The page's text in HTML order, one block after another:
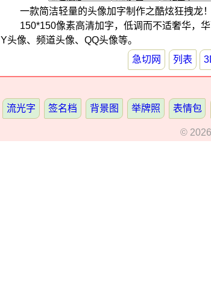
一款简洁轻量的头像加字制作之酷炫狂拽龙！
150*150像素高清加字，低调而不适奢华，
Y头像、频道头像、QQ头像等。
急切网
列表
流光字 签名档 背景图 举牌照 表情包
© 2026